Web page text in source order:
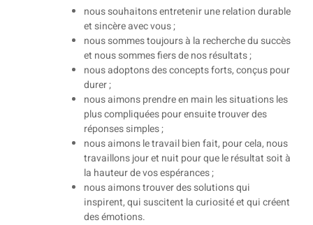
nous souhaitons entretenir une relation durable
et sincère avec vous ;
nous sommes toujours à la recherche du succès
et nous sommes fiers de nos résultats ;
nous adoptons des concepts forts, conçus pour
durer ;
nous aimons prendre en main les situations les
plus compliquées pour ensuite trouver des
réponses simples ;
nous aimons le travail bien fait, pour cela, nous
travaillons jour et nuit pour que le résultat soit à
la hauteur de vos espérances ;
nous aimons trouver des solutions qui
inspirent, qui suscitent la curiosité et qui créent
des émotions.